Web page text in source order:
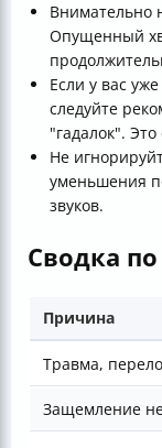
Внимательно
Опущенный
Если у вас
следуйте
"гадалок".
Не
уменьшения
звуков.
Сводка
Причина
Травма,
Защемление